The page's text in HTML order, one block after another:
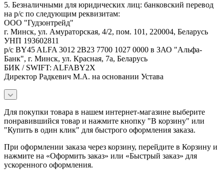
5. Безналичными для юридических лиц: банковский перевод
на р/с по следующим реквизитам:
ООО "Гудзонтрейд"
г. Минск, ул. Амураторская, 4/2, пом. 101, 220004, Беларусь
УНП 193602811
р/с BY45 ALFA 3012 2B23 7700 1027 0000 в ЗАО "Альфа-
Банк", г. Минск, ул. Красная, 7а, Беларусь
БИК / SWIFT: ALFABY2X
Директор Радкевич М.А. на основании Устава
Для покупки товара в нашем интернет-магазине выберите
понравившийся товар и нажмите кнопку "В корзину" или
"Купить в один клик" для быстрого оформления заказа.
При оформлении заказа через корзину, перейдите в Корзину и
нажмите на «Оформить заказ» или «Быстрый заказ» для
ускоренного оформления.